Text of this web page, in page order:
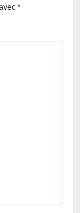
*